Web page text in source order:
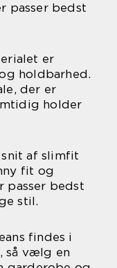
passer bedst
er
holdbarhed.
der er
holder
af slimfit
fit og
passer bedst
stil.
findes i
så vælg en